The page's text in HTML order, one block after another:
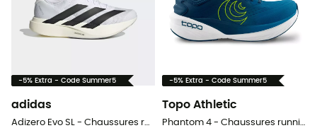
-5% Extra - Code Summer5
adidas
Adizero Evo SL - Chaussures running homme
-5% Extra - Code Summer5
Topo Athletic
Phantom 4 - Chaussures running homme